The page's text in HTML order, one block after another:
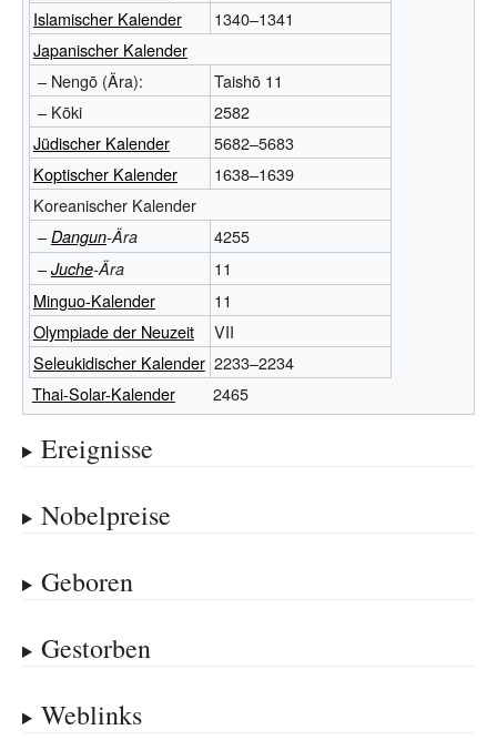
Islamischer Kalender
1340–1341
Japanischer Kalender
– Nengō (Ära):
Taishō 11
– Kōki
2582
Jüdischer Kalender
5682–5683
Koptischer Kalender
1638–1639
Koreanischer Kalender
– Dangun-Ära
4255
– Juche-Ära
11
Minguo-Kalender
11
Olympiade der Neuzeit
VII
Seleukidischer Kalender 2233–2234
Thai-Solar-Kalender
2465
Ereignisse
Nobelpreise
Geboren
Gestorben
Weblinks